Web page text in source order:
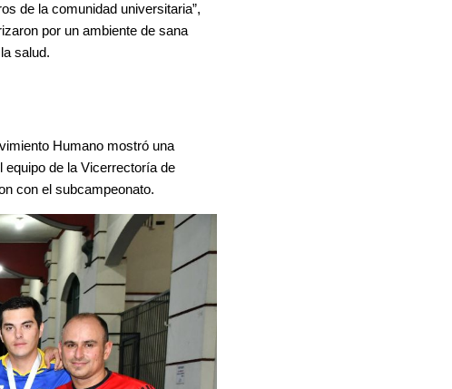
de la comunidad universitaria”,
por un ambiente de sana
salud.
Humano mostró una
de la Vicerrectoría de
con el subcampeonato.